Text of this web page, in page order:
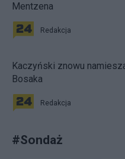
Mentzena
Redakcja
Kaczyński znowu
Bosaka
Redakcja
#Sondaż